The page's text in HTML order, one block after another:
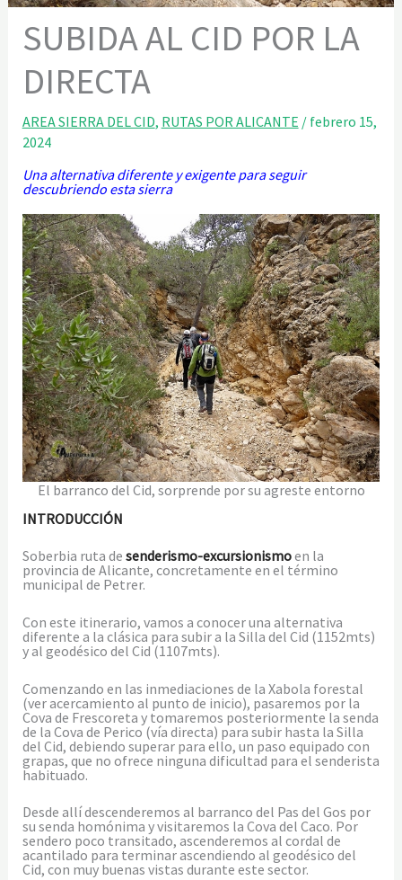
SUBIDA AL CID POR LA
DIRECTA
AREA SIERRA DEL CID, RUTAS POR ALICANTE / febrero 15,
2024
Una alternativa diferente y exigente para seguir
descubriendo esta sierra
El barranco del Cid, sorprende por su agreste entorno
INTRODUCCIÓN
Soberbia ruta de senderismo-excursionismoen la
provincia de Alicante, concretamente en el término
municipal de Petrer.
Con este itinerario, vamos a conocer una alternativa
diferente a la clásica para subir a la Silla del Cid (1152mts)
y al geodésico del Cid (1107mts).
Comenzando en las inmediaciones de la Xabola forestal
(ver acercamiento al punto de inicio), pasaremos por la
Cova de Frescoreta y tomaremos posteriormente la senda
de la Cova de Perico (vía directa) para subir hasta la Silla
del Cid, debiendo superar para ello, un paso equipado con
grapas, que no ofrece ninguna dificultad para el senderista
habituado.
Desde allí descenderemos al barranco del Pas del Gos por
su senda homónima y visitaremos la Cova del Caco. Por
sendero poco transitado, ascenderemos al cordal de
acantilado para terminar ascendiendo al geodésico del
Cid, con muy buenas vistas durante este sector.